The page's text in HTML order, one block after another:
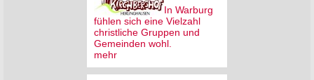
In Warburg
fühlen sich eine Vielzahl
christliche Gruppen und
Gemeinden wohl.
mehr